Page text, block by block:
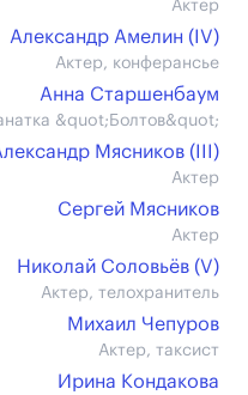
Актер
Александр Амелин (IV)
Актер, конферансье
Анна Старшенбаум
&quot;Болтов&quot;
Мясников (III)
Актер
Сергей Мясников
Актер
Николай Соловьёв (V)
Актер, телохранитель
Михаил Чепуров
Актер, таксист
Ирина Кондакова